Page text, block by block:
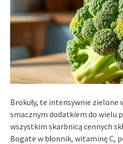
Brokuły, te intensywnie zielone
smacznym dodatkiem do wielu
wszystkim skarbnicą cennych
Bogate w błonnik, witaminę C,